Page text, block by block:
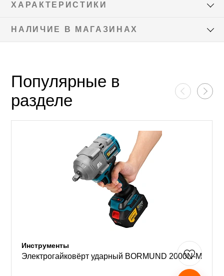
ХАРАКТЕРИСТИКИ
НАЛИЧИЕ В МАГАЗИНАХ
Популярные в
разделе
Инструменты
Электрогайковёрт ударный BORMUND 2000N-M